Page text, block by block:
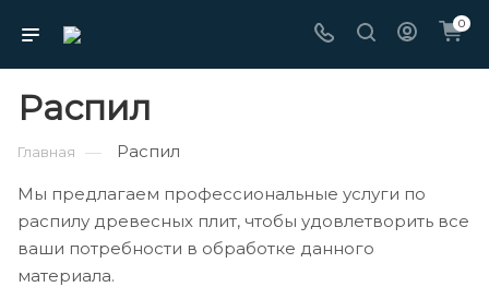
0
Распил
Главная — Распил
Мы предлагаем профессиональные услуги по
распилу древесных плит, чтобы удовлетворить все
ваши потребности в обработке данного
материала.